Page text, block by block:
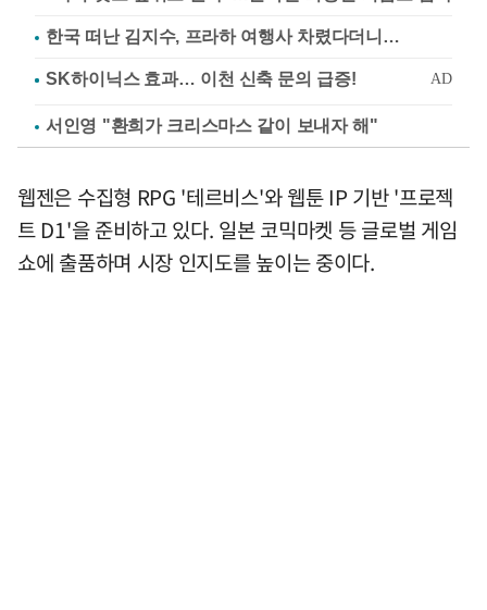
한국 떠난 김지수, 프라하 여행사 차렸다더니…
서인영 "환희가 크리스마스 같이 보내자 해"
웹젠은 수집형 RPG '테르비스'와 웹툰 IP 기반 '프로젝
트 D1'을 준비하고 있다. 일본 코믹마켓 등 글로벌 게임
쇼에 출품하며 시장 인지도를 높이는 중이다.